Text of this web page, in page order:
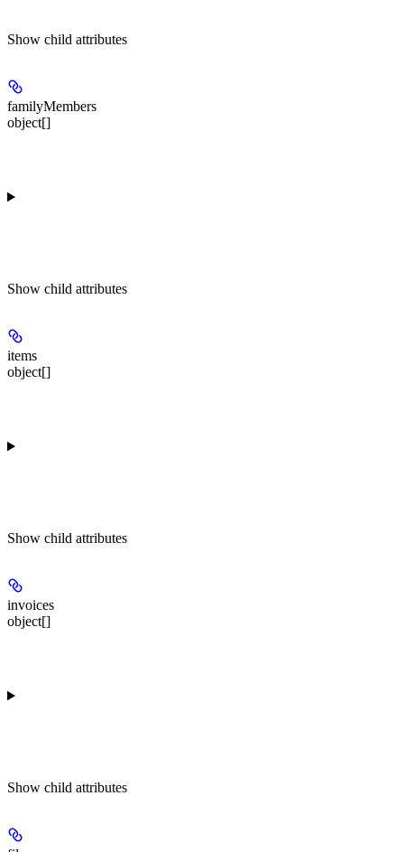
Show child attributes
familyMembers
object[]
Show child attributes
items
object[]
Show child attributes
invoices
object[]
Show child attributes